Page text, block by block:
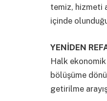
temiz, hizmeti
içinde
YENİDEN
Halk
bölüşüme
getirilme